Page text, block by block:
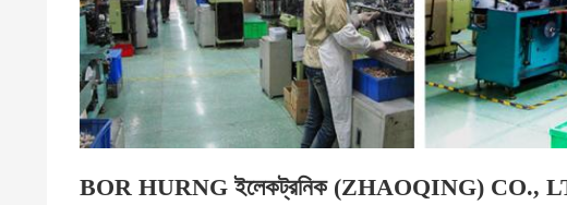
BOR HURNG ইলেকট্রনিক (ZHAOQING) CO.,